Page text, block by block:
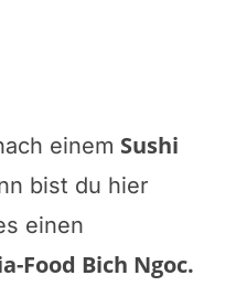
einem Sushi
bist du hier
einen
Food Bich Ngoc.